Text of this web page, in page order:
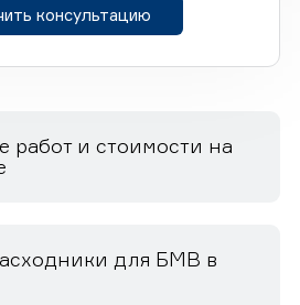
консультацию
работ и стоимости на
для БМВ в